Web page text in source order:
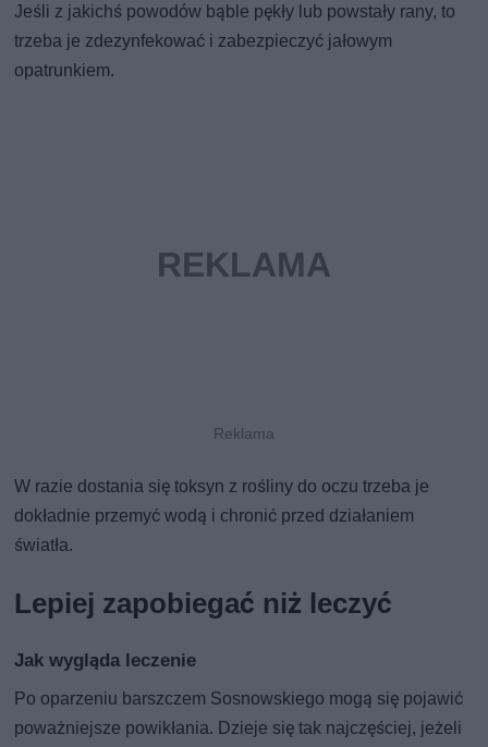
Jeśli z jakichś powodów bąble pękły lub powstały rany, to
trzeba je zdezynfekować i zabezpieczyć jałowym
opatrunkiem.
W razie dostania się toksyn z rośliny do oczu trzeba je
dokładnie przemyć wodą i chronić przed działaniem
światła.
Lepiej zapobiegać niż leczyć
Jak wygląda leczenie
Po oparzeniu barszczem Sosnowskiego mogą się pojawić
poważniejsze powikłania. Dzieje się tak najczęściej, jeżeli